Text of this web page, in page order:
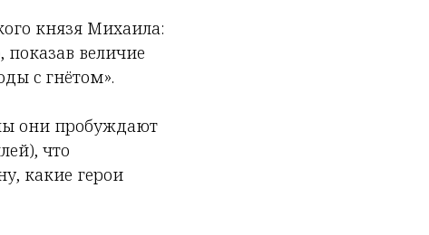
князя Михаила:
показав величие
с гнётом».
они пробуждают
что
какие герои